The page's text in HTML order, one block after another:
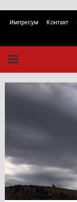
Импресум Контакт
PRIMARY
MENU